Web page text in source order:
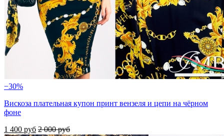
−30%
Вискоза плательная купон принт вензеля и цепи на чёрном
фоне
1 400 руб 2 000 руб